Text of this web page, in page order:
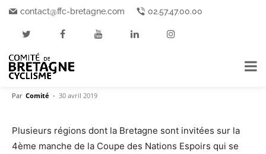
contact@ffc-bretagne.com 02.57.47.00.00
Accueil Disciplines Route
Disciplines Route Sélections Sélections Equipe de Bretagne
Une sélection bretonne sur
l’Etoile d’Or
Par Comité - 30 avril 2019
Plusieurs régions dont la Bretagne sont invitées sur la
4ème manche de la Coupe des Nations Espoirs qui se